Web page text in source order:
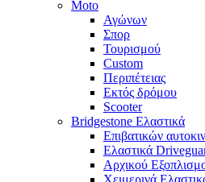
Moto
Αγώνων
Σπορ
Τουρισμού
Custom
Περιπέτειας
Εκτός δρόμου
Scooter
Bridgestone Ελαστικά
Επιβατικών
Ελαστικά
Αρχικού